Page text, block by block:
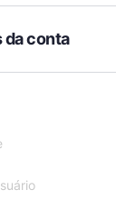
da conta